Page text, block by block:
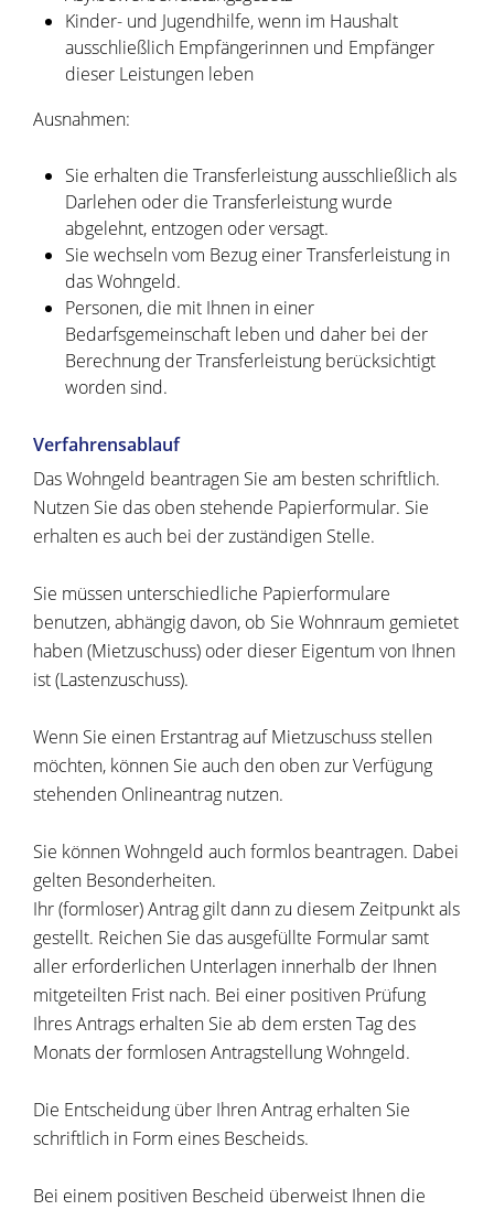
Kinder- und Jugendhilfe, wenn im Haushalt
ausschließlich Empfängerinnen und Empfänger
dieser Leistungen leben
Ausnahmen:
Sie erhalten die Transferleistung ausschließlich als
Darlehen oder die Transferleistung wurde
abgelehnt, entzogen oder versagt.
Sie wechseln vom Bezug einer Transferleistung in
das Wohngeld.
Personen, die mit Ihnen in einer
Bedarfsgemeinschaft leben und daher bei der
Berechnung der Transferleistung berücksichtigt
worden sind.
Verfahrensablauf
Das Wohngeld beantragen Sie am besten schriftlich.
Nutzen Sie das oben stehende Papierformular. Sie
erhalten es auch bei der zuständigen Stelle.
Sie müssen unterschiedliche Papierformulare
benutzen, abhängig davon, ob Sie Wohnraum gemietet
haben (Mietzuschuss) oder dieser Eigentum von Ihnen
ist (Lastenzuschuss).
Wenn Sie einen Erstantrag auf Mietzuschuss stellen
möchten, können Sie auch den oben zur Verfügung
stehenden Onlineantrag nutzen.
Sie können Wohngeld auch formlos beantragen. Dabei
gelten Besonderheiten.
Ihr (formloser) Antrag gilt dann zu diesem Zeitpunkt als
gestellt. Reichen Sie das ausgefüllte Formular samt
aller erforderlichen Unterlagen innerhalb der Ihnen
mitgeteilten Frist nach. Bei einer positiven Prüfung
Ihres Antrags erhalten Sie ab dem ersten Tag des
Monats der formlosen Antragstellung Wohngeld.
Die Entscheidung über Ihren Antrag erhalten Sie
schriftlich in Form eines Bescheids.
Bei einem positiven Bescheid überweist Ihnen die